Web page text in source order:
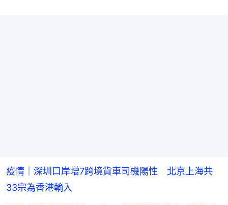
疫情｜深圳口岸增7跨境貨車司機陽性 北京上海共
33宗為香港輸入